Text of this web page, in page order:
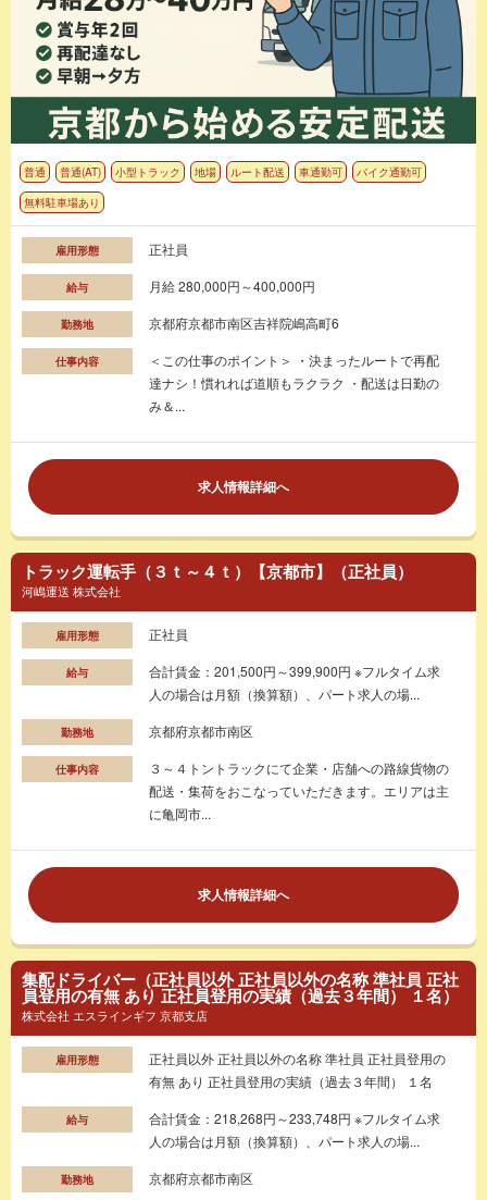
普通 普通(AT) 小型トラック 地場 ルート配送 車通勤可
バイク通勤可
無料駐車場あり
雇用形態 正社員
給与 月給 280,000円～400,000円
勤務地 京都府京都市南区吉祥院嶋高町6
仕事内容
＜この仕事のポイント＞ ・決まったルートで再配
達ナシ！慣れれば道順もラクラク ・配送は日勤の
み＆...
求人情報詳細へ
トラック運転手（３ｔ～４ｔ）【京都市】（正社員）
河嶋運送 株式会社
雇用形態 正社員
給与
合計賃金：201,500円～399,900円 ※フルタイム求
人の場合は月額（換算額）、パート求人の場...
勤務地 京都府京都市南区
仕事内容
３～４トントラックにて企業・店舗への路線貨物の
配送・集荷をおこなっていただきます。エリアは主
に亀岡市...
求人情報詳細へ
集配ドライバー（正社員以外 正社員以外の名称 準社員 正社
員登用の有無 あり 正社員登用の実績（過去３年間） １名）
株式会社 エスラインギフ 京都支店
雇用形態
正社員以外 正社員以外の名称 準社員 正社員登用の
有無 あり 正社員登用の実績（過去３年間） １名
給与
合計賃金：218,268円～233,748円 ※フルタイム求
人の場合は月額（換算額）、パート求人の場...
勤務地 京都府京都市南区